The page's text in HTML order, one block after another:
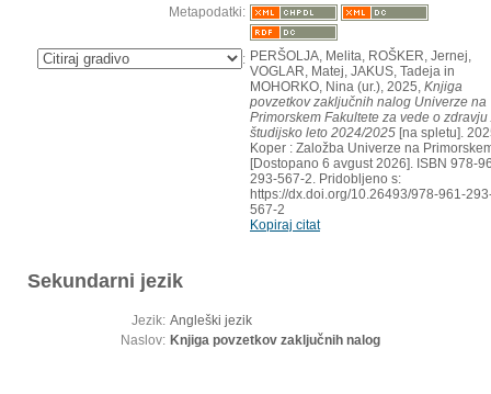
Metapodatki:
: PERŠOLJA, Melita, ROŠKER, Jernej,
VOGLAR, Matej, JAKUS, Tadeja in
MOHORKO, Nina (ur.), 2025, Knjiga
povzetkov zaključnih nalog Univerze na
Primorskem Fakultete za vede o zdravju
študijsko leto 2024/2025 [na spletu].
Koper : Založba Univerze na
[Dostopano 6 avgust 2026]. ISBN 978-
293-567-2. Pridobljeno s:
https://dx.doi.org/10.26493/978-961-
567-2
Kopiraj citat
Sekundarni jezik
Jezik: Angleški jezik
Naslov: Knjiga povzetkov zaključnih nalog